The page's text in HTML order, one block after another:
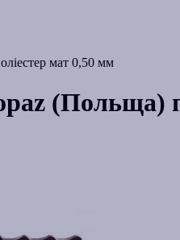
мат 0,50 мм
(Польща)